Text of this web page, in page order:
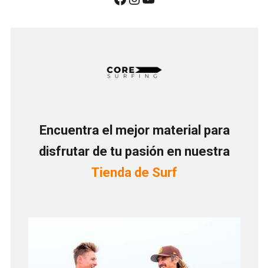
Encuentra el mejor material para
disfrutar de tu pasión en nuestra
Tienda de Surf